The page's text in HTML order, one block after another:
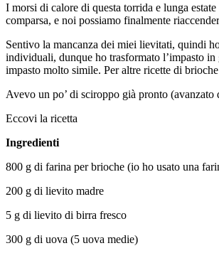
I morsi di calore di questa torrida e lunga
comparsa, e noi possiamo finalmente
Sentivo la mancanza dei miei lievitati, quindi
individuali, dunque ho trasformato l’impasto
impasto molto simile. Per altre ricette di
Avevo un po’ di sciroppo già pronto (avanzato
Eccovi la ricetta
Ingredienti
800 g di farina per brioche (io ho usato una
200 g di lievito madre
5 g di lievito di birra fresco
300 g di uova (5 uova medie)